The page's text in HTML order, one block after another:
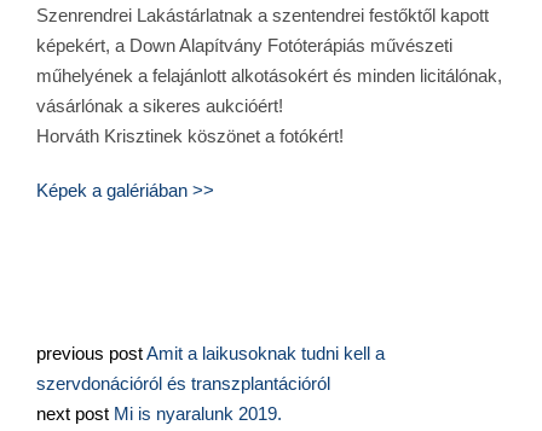
Szenrendrei Lakástárlatnak a szentendrei festőktől kapott
képekért, a Down Alapítvány Fotóterápiás művészeti
műhelyének a felajánlott alkotásokért és minden licitálónak,
vásárlónak a sikeres aukcióért!
Horváth Krisztinek köszönet a fotókért!
Képek a galériában >>
previous postAmit a laikusoknak tudni kell a
szervdonációról és transzplantációról
next post Mi is nyaralunk 2019.